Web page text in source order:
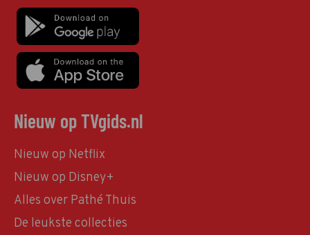
Nieuw op TVgids.nl
Nieuw op Netflix
Nieuw op Disney+
Alles over Pathé Thuis
De leukste collecties